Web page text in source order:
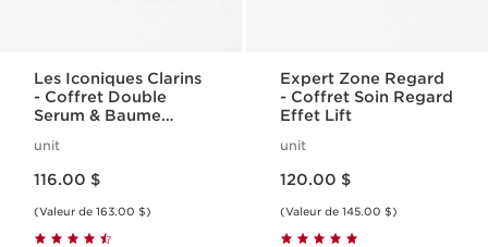
Les Iconiques Clarins
- Coffret Double
Serum & Baume
unit
116.00 $
(Valeur de 163.00 $)
Expert Zone Regard
- Coffret Soin Regard
Effet Lift
unit
120.00 $
(Valeur de 145.00 $)